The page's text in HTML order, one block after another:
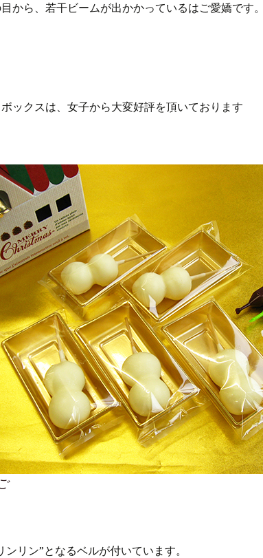
から、若干ビームが出かかっているはご愛嬌です。
ックスは、女子から大変好評を頂いております
ンリン”となるベルが付いています。